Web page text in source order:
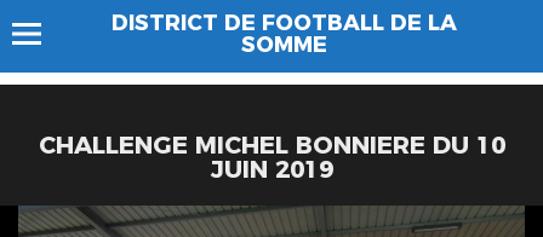
DISTRICT DE FOOTBALL DE LA
SOMME
CHALLENGE MICHEL BONNIERE DU 10
JUIN 2019